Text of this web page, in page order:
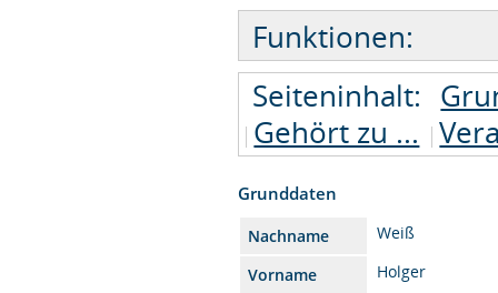
Funktionen:
Seiteninhalt:
Gehört zu ...
Grunddaten
Nachname
Weiß
Vorname
Holger